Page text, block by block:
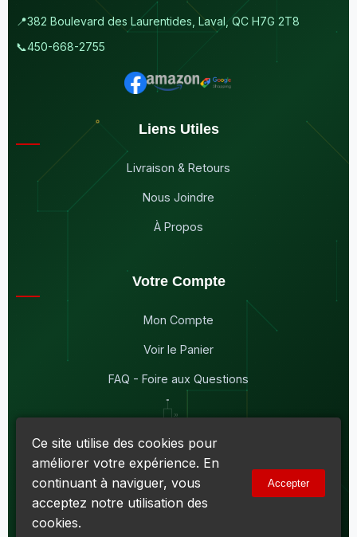
📍382 Boulevard des Laurentides, Laval, QC H7G 2T8
📞450-668-2755
Liens Utiles
Livraison & Retours
Nous Joindre
À Propos
Votre Compte
Mon Compte
Voir le Panier
FAQ - Foire aux Questions
© 2026Maddison Électronique Inc.
Politique de confidentialité & Cookies|
Conditions d'utilisation
Numéro d'entreprise du Québec (NEQ) :
R138919030RT0001 • TVQ : 10-1702-3051TQ0001
Ce site utilise des cookies pour
améliorer votre expérience. En
continuant à naviguer, vous
acceptez notre utilisation des
cookies.
Accepter